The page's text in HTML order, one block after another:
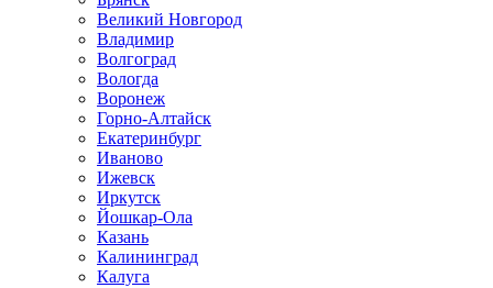
Великий Новгород
Владимир
Волгоград
Вологда
Воронеж
Горно-Алтайск
Екатеринбург
Иваново
Ижевск
Иркутск
Йошкар-Ола
Казань
Калининград
Калуга